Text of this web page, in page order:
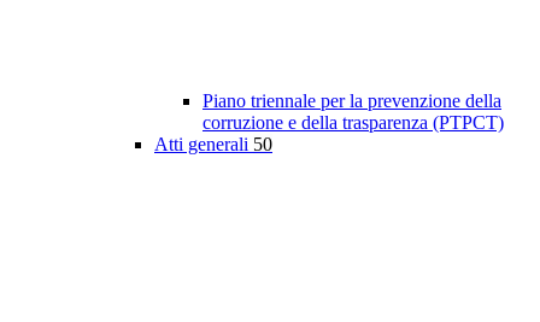
Piano triennale per la prevenzione della
corruzione e della trasparenza (PTPCT)
Atti generali 50